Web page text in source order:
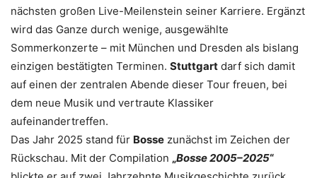
nächsten großen Live-Meilenstein seiner Karriere. Ergänzt
wird das Ganze durch wenige, ausgewählte
Sommerkonzerte – mit München und Dresden als bislang
einzigen bestätigten Terminen. Stuttgart darf sich damit
auf einen der zentralen Abende dieser Tour freuen, bei
dem neue Musik und vertraute Klassiker
aufeinandertreffen.
Das Jahr 2025 stand für Bosse zunächst im Zeichen der
Rückschau. Mit der Compilation „Bosse 2005–2025“